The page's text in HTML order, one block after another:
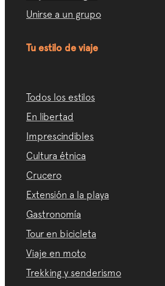
Unirse a un grupo
Tu estilo de viaje
Todos los estilos
En libertad
Imprescindibles
Cultura étnica
Crucero
Extensión a la playa
Gastronomía
Tour en bicicleta
Viaje en moto
Trekking y senderismo